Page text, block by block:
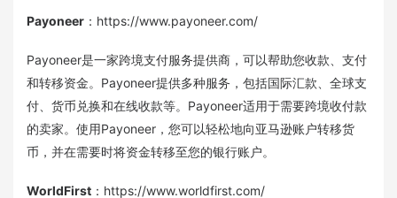
Payoneer ：https://www.payoneer.com/
Payoneer是一家跨境支付服务提供商，可以帮助您收款、支付
和转移资金。Payoneer提供多种服务，包括国际汇款、全球支
付、货币兑换和在线收款等。Payoneer适用于需要跨境收付款
的卖家。使用Payoneer，您可以轻松地向亚马逊账户转移货
币，并在需要时将资金转移至您的银行账户。
WorldFirst ：https://www.worldfirst.com/